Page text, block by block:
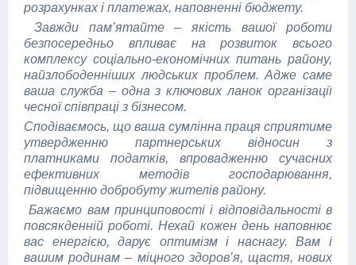
розрахунках і платежах, наповненні бюджету.
Завжди пам’ятайте – якість вашої роботи
безпосередньо впливає на розвиток всього
комплексу соціально-економічних питань району,
найзлободенніших людських проблем. Адже саме
ваша служба – одна з ключових ланок організації
чесної співпраці з бізнесом.
Сподіваємось, що ваша сумлінна праця сприятиме
утвердженню партнерських відносин з
платниками податків, впровадженню сучасних
ефективних методів господарювання,
підвищенню добробуту жителів району.
Бажаємо вам принциповості і відповідальності в
повсякденній роботі. Нехай кожен день наповнює
вас енергією, дарує оптимізм і наснагу. Вам і
вашим родинам – міцного здоров’я, щастя, нових